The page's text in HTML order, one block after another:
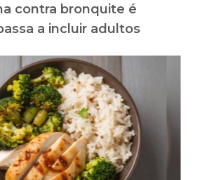
contra bronquite é
a incluir adultos